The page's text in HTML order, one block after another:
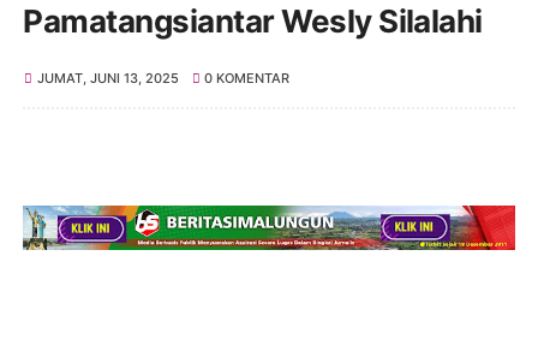
Pamatangsiantar Wesly Silalahi
JUMAT, JUNI 13, 2025 0 KOMENTAR